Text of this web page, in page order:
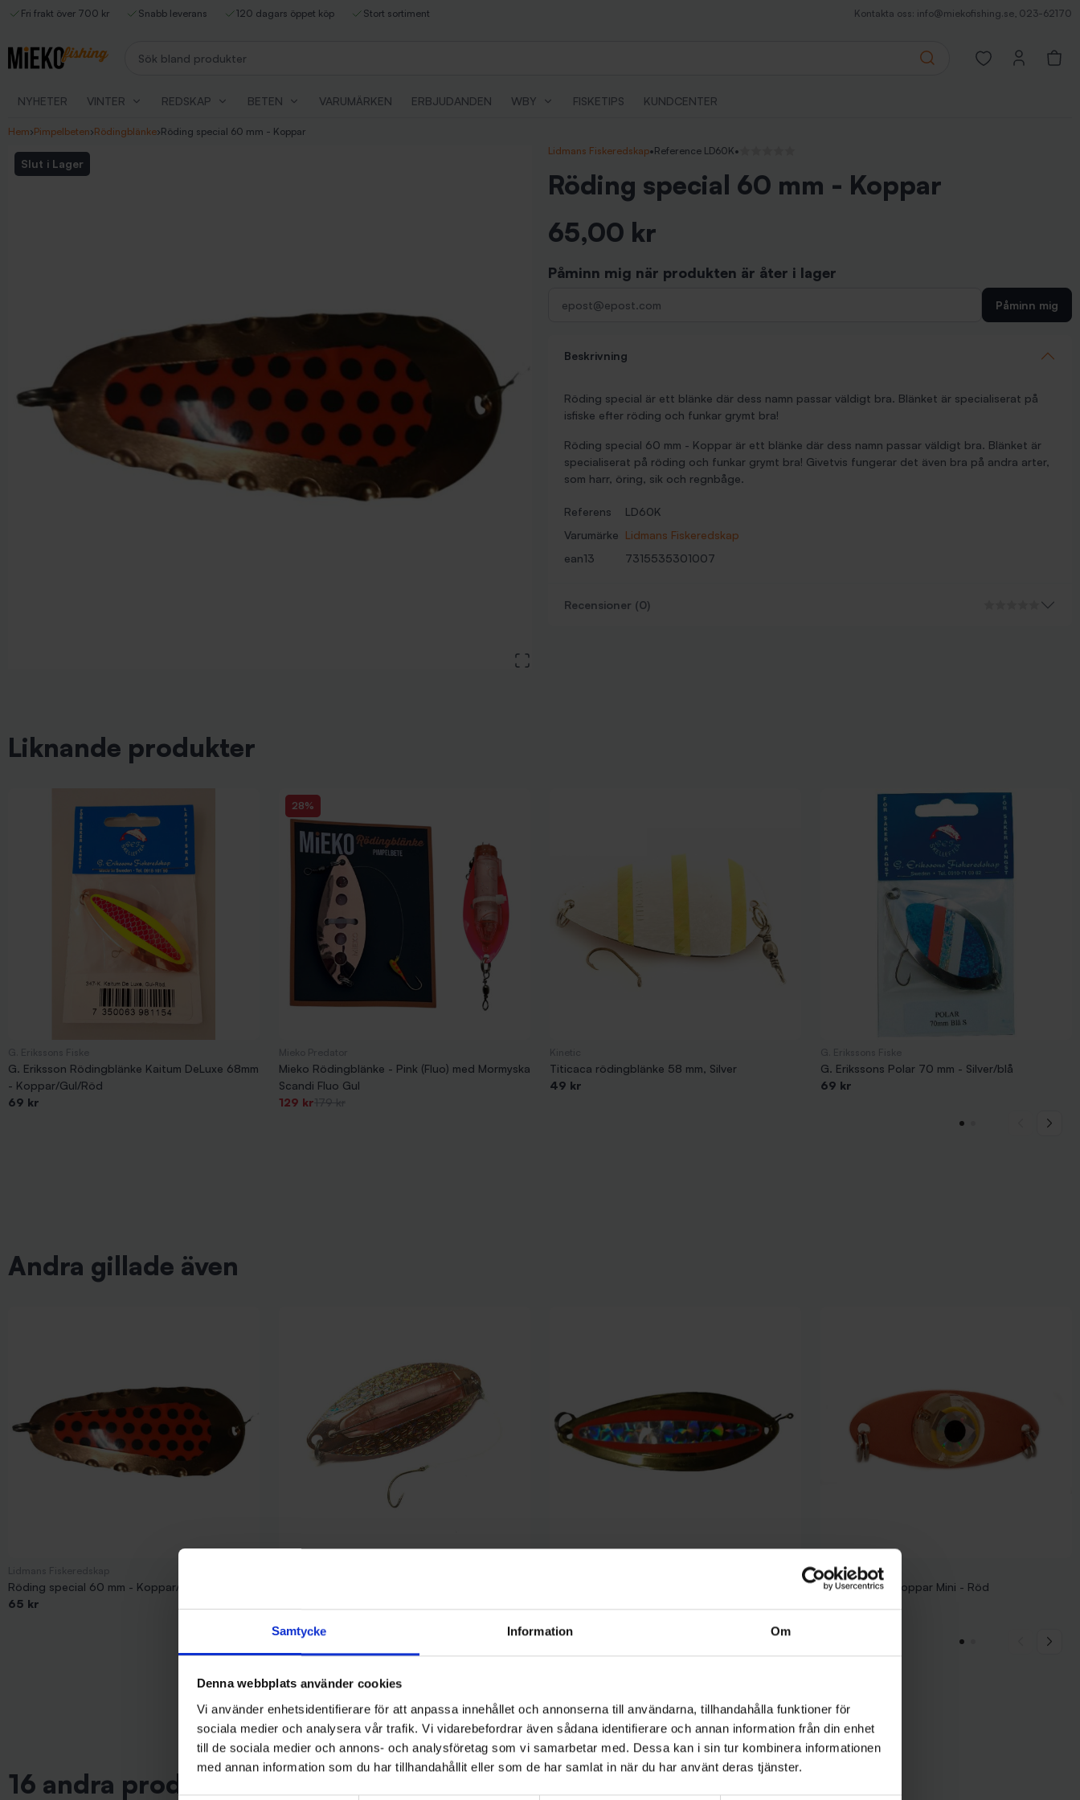
Samtycke Information Om
Denna webbplats använder cookies
Vi använder enhetsidentifierare för att anpassa innehållet och annonserna till användarna, tillhandahålla funktioner för
sociala medier och analysera vår trafik. Vi vidarebefordrar även sådana identifierare och annan information från din enhet
till de sociala medier och annons- och analysföretag som vi samarbetar med. Dessa kan i sin tur kombinera informationen
med annan information som du har tillhandahållit eller som de har samlat in när du har använt deras tjänster.
Fri frakt över 700 kr Snabb leverans 120 dagars öppet köp Stort sortiment Kontakta oss: info@miekofishing.se, 023-62170
Search
Open favorites
NYHETER VINTER REDSKAP BETEN VARUMÄRKEN ERBJUDANDEN WBY FISKETIPS KUNDCENTER
Hem›Pimpelbeten›Rödingblänke›Röding special 60 mm - Koppar
Slut i Lager
Lidmans Fiskeredskap•Reference LD60K•
Röding special 60 mm - Koppar
65,00 kr
Påminn mig när produkten är åter i lager
Påminn mig
Beskrivning
Röding special är ett blänke där dess namn passar väldigt bra. Blänket är specialiserat på
isfiske efter röding och funkar grymt bra!
Röding special 60 mm - Koppar är ett blänke där dess namn passar väldigt bra. Blänket är
specialiserat på röding och funkar grymt bra! Givetvis fungerar det även bra på andra arter,
som harr, öring, sik och regnbåge.
Referens
LD60K
Varumärke Lidmans Fiskeredskap
ean13
7315535301007
Recensioner (0)
Liknande produkter
G. Eriksson Rödingblänke Kaitum DeLuxe 68mm
- Koppar/Gul/Röd
69 kr
28%
Mieko Rödingblänke - Pink (Fluo) med Mormyska
Scandi Fluo Gul
129 kr
-28%
Titicaca rödingblänke 58 mm, Silver
49 kr
G. Erikssons Polar 70 mm - Silver/blå
69 kr
Andra gillade även
Röding special 60 mm - Koppar/Silver
65 kr
Wiggler
Landöblinken Koppar Mini - Röd
16 andra produkter i samma kategori: